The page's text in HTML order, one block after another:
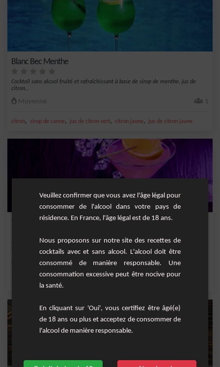
Blanc Bec Menthe
Cocktail sans alcool fruité et rafraîchissant à base de sirop de menthe, jus de
citron...
Moyenne 1
citron, sirop de canne, jus de citron vert, citron jaune, jus de citron jaune
Violette
Cocktail fruité aux couleurs magnifiques à base de vodka, de triple sec, de sirop de
vi...
citron triple sec ,vodka
Veuillez confirmer que vous avez l'âge légal pour
consommer de l'alcool dans votre pays de
résidence. En France, l'âge légal est de 18 ans.
Nous proposons sur notre site des recettes de
cocktails avec et sans alcool. L'alcool doit être
consommé de manière responsable. Une
consommation excessive peut être nocive pour
la santé.
En cliquant sur 'Oui', vous certifiez être âgé(e)
de 18 ans ou plus et acceptez de consommer de
l'alcool de manière responsable.